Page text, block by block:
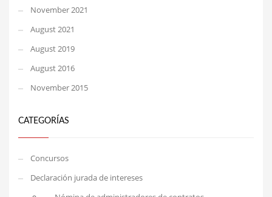
November 2021
August 2021
August 2019
August 2016
November 2015
CATEGORÍAS
Concursos
Declaración jurada de intereses